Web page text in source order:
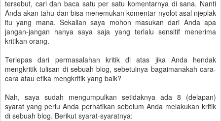
tersebut, cari dan baca satu per satu komentarnya di sana. Nanti
Anda akan tahu dan bisa menemukan komentar nyolot asal njeplak
itu yang mana. Sekalian saya mohon masukan dari Anda apa
jangan-jangan hanya saya saja yang terlalu sensitif menerima
kritikan orang.
Terlepas dari permasalahan kritik di atas jika Anda hendak
mengkritik tulisan di sebuah blog, sebetulnya bagaimanakah cara-
cara atau etika mengkritik yang baik?
Nah, saya sudah mengumpulkan setidaknya ada 8 (delapan)
syarat yang perlu Anda perhatikan sebelum Anda melakukan kritik
di sebuah blog. Berikut syarat-syaratnya: